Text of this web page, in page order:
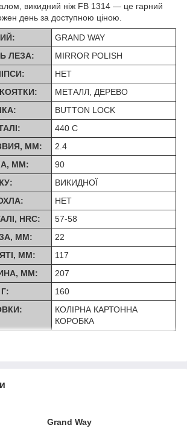
викидний ніж FB 1314 — це гарний
день за доступною ціною.
GRAND WAY
ЛЕЗА:
MIRROR POLISH
НЕТ
МЕТАЛЛ, ДЕРЕВО
BUTTON LOCK
440 C
ММ:
2.4
ММ:
90
ВИКИДНОЇ
НЕТ
HRC:
57-58
ММ:
22
ММ:
117
ММ:
207
160
КОЛІРНА КАРТОННА
КОРОБКА
Grand Way